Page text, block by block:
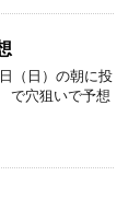
（日）の朝に投
で穴狙いで予想